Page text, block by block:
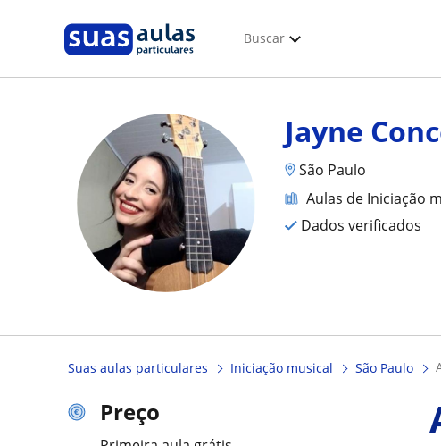
Buscar
Jayne
São Paulo
Aulas de Iniciação
Dados verificados
Suas aulas particulares Iniciação musical São Paulo
Preço